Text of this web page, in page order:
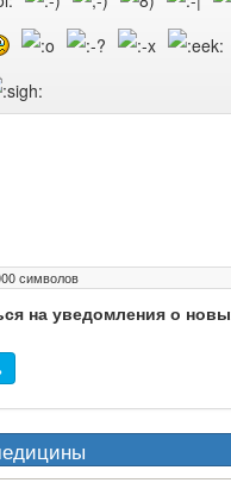
символов
на уведомления о